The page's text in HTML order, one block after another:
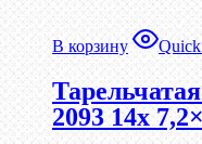
В корзину
2093 14x